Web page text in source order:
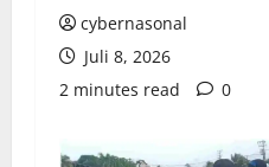
cybernasonal
Juli 8, 2026
2 minutes read
0